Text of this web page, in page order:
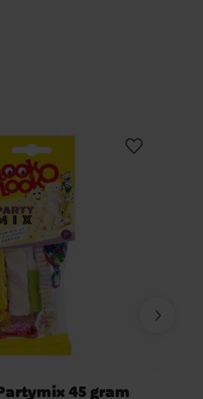
Smurfene
Hello Kitty
til Bursdag
Koala Narwhal Party
45 gram